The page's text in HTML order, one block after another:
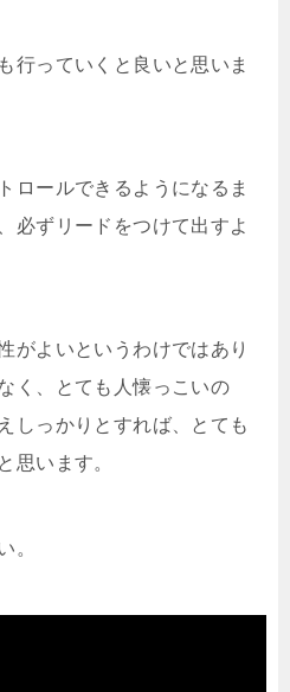
行っていくと良いと思いま
ロールできるようになるま
必ずリードをつけて出すよ
がよいというわけではあり
く、とても人懐っこいの
しっかりとすれば、とても
思います。
。